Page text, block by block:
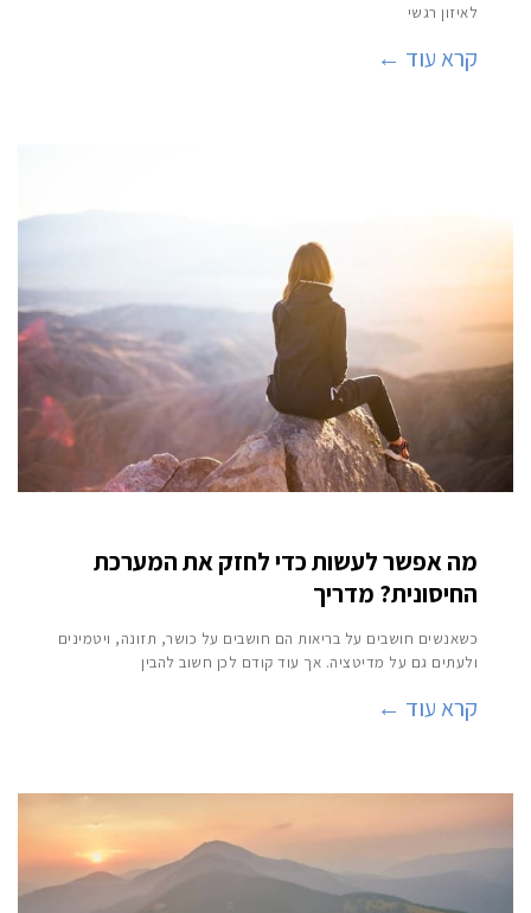
לאיזון רגשי
קרא עוד ←
מה אפשר לעשות כדי לחזק את המערכת
החיסונית? מדריך
כשאנשים חושבים על בריאות הם חושבים על כושר, תזונה, ויטמינים
ולעתים גם על מדיטציה. אך עוד קודם לכן חשוב להבין
קרא עוד ←